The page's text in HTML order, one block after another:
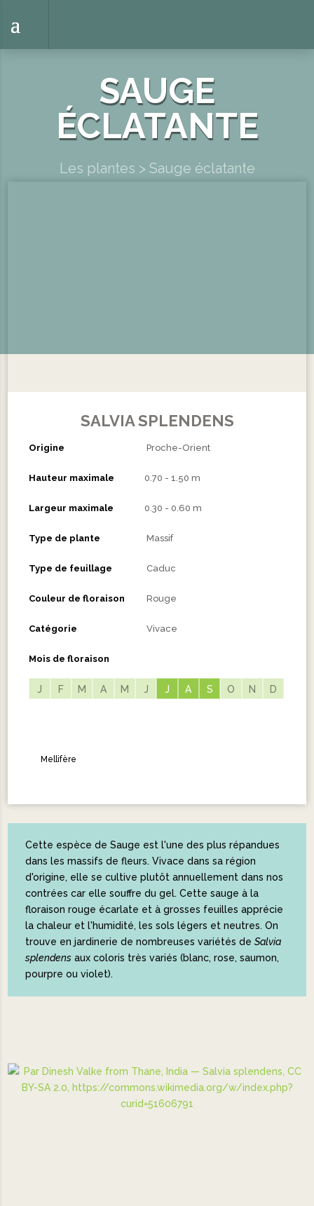
SAUGE
ÉCLATANTE
Les plantes > Sauge éclatante
SALVIA SPLENDENS
Origine Proche-Orient
Hauteur maximale 0.70 - 1.50 m
Largeur maximale 0.30 - 0.60 m
Type de plante Massif
Type de feuillage Caduc
Couleur de floraison Rouge
Catégorie Vivace
Mois de floraison
J F M A M J J A S O N D
J A S
Mellifère
Cette espèce de Sauge est l'une des plus répandues
dans les massifs de fleurs. Vivace dans sa région
d'origine, elle se cultive plutôt annuellement dans nos
contrées car elle souffre du gel. Cette sauge à la
floraison rouge écarlate et à grosses feuilles apprécie
la chaleur et l'humidité, les sols légers et neutres. On
trouve en jardinerie de nombreuses variétés deSalvia
splendens aux coloris très variés (blanc, rose, saumon,
pourpre ou violet).